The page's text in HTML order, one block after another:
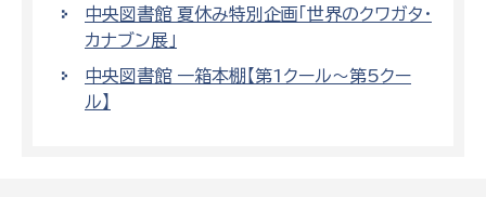
中央図書館 夏休み特別企画「世界のクワガタ・
カナブン展」
中央図書館 一箱本棚【第1クール～第5クー
ル】